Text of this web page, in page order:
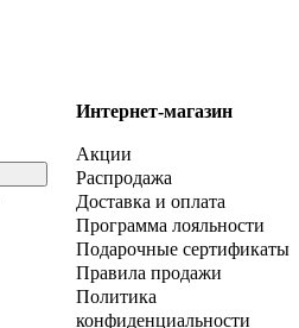
Интернет-магазин
Акции
Распродажа
Доставка и оплата
Программа лояльности
Подарочные сертификаты
Правила продажи
Политика
конфиденциальности